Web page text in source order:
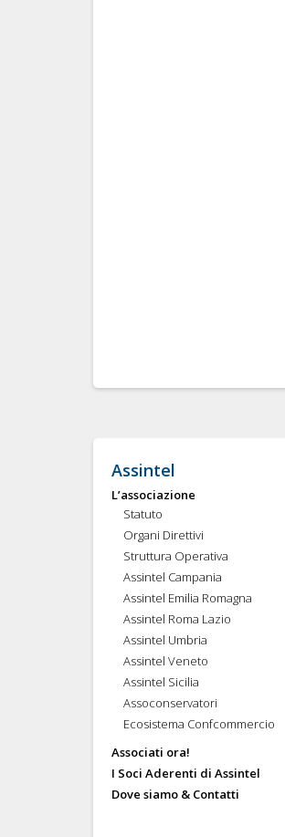
Assintel
L’associazione
Statuto
Organi Direttivi
Struttura Operativa
Assintel Campania
Assintel Emilia Romagna
Assintel Roma Lazio
Assintel Umbria
Assintel Veneto
Assintel Sicilia
Assoconservatori
Ecosistema Confcommercio
Associati ora!
I Soci Aderenti di Assintel
Dove siamo & Contatti